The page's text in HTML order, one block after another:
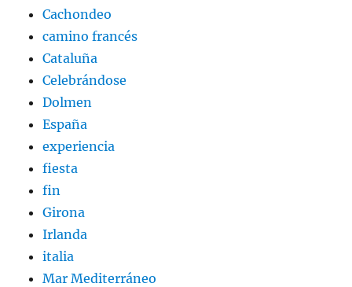
Cachondeo
camino francés
Cataluña
Celebrándose
Dolmen
España
experiencia
fiesta
fin
Girona
Irlanda
italia
Mar Mediterráneo